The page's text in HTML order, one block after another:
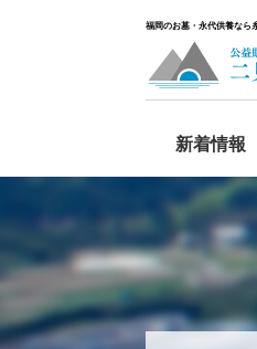
福岡のお墓・永代供養なら
新着情報